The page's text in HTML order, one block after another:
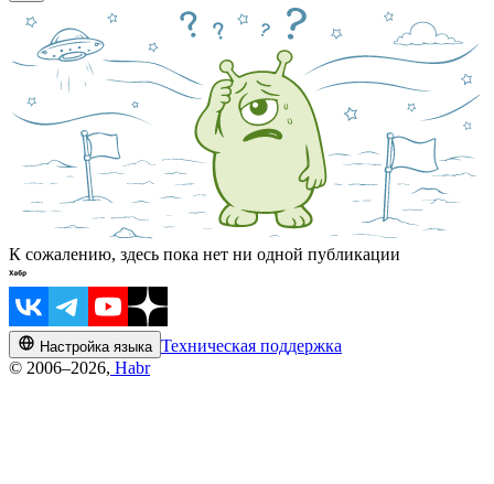
К сожалению, здесь пока нет ни одной публикации
Настройка языка Техническая поддержка
© 2006–2026, Habr